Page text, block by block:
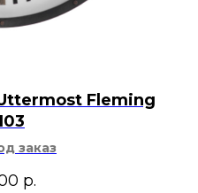
Fleming
заказ
р.